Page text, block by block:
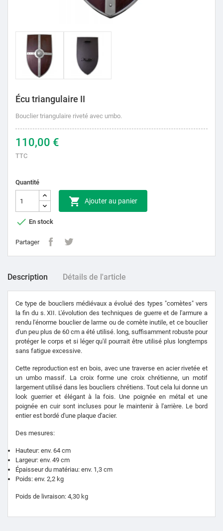
Écu triangulaire II
Bouclier triangulaire riveté avec umbo.
110,00 €
TTC
Quantité
 Ajouter au panier
 En stock
Partager
Description Détails de l'article
Ce type de boucliers médiévaux a évolué des types "comètes" vers
la fin du s. XII. L'évolution des techniques de guerre et de l'armure a
rendu l'énorme bouclier de larme ou de comète inutile, et ce bouclier
d'un peu plus de 60 cm a été utilisé. long, suffisamment robuste pour
protéger le corps et si léger qu'il pourrait être utilisé plus longtemps
sans fatigue excessive.
Cette reproduction est en bois, avec une traverse en acier rivetée et
un umbo massif. La croix forme une croix chrétienne, un motif
largement utilisé dans les boucliers chrétiens. Tout cela lui donne un
look guerrier et élégant à la fois. Une poignée en métal et une
poignée en cuir sont incluses pour le maintenir à l'arrière. Le bord
entier est bordé d'une plaque d'acier.
Des mesures:
Hauteur: env. 64 cm
Largeur: env. 49 cm
Épaisseur du matériau: env. 1,3 cm
Poids: env. 2,2 kg
Poids de livraison: 4,30 kg